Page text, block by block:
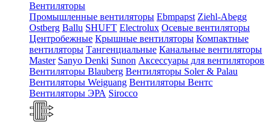
Вентиляторы
Промышленные вентиляторы Ebmpapst Ziehl-Abegg
Ostberg Ballu SHUFT Electrolux Осевые вентиляторы
Центробежные Крышные вентиляторы Компактные
вентиляторы Тангенциальные Канальные вентиляторы
Master Sanyo Denki Sunon Аксессуары для вентиляторов
Вентиляторы Blauberg Вентиляторы Soler & Palau
Вентиляторы Weiguang Вентиляторы Вентс
Вентиляторы ЭРА Sirocco